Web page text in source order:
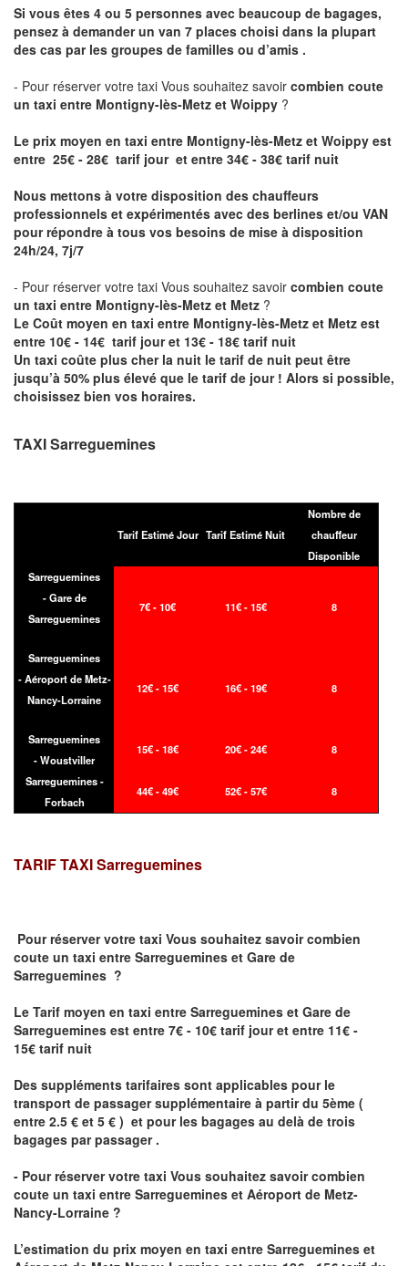
Si vous êtes 4 ou 5 personnes avec beaucoup de bagages,
pensez à demander un van 7 places choisi dans la plupart
des cas par les groupes de familles ou d’amis .
- Pour réserver votre taxi Vous souhaitez savoir combien coute
un taxi entre Montigny-lès-Metz et Woippy ?
Le prix moyen en taxi entre Montigny-lès-Metz et Woippy est
entre 25€ - 28€ tarif jour et entre 34€ - 38€ tarif nuit
Nous mettons à votre disposition des chauffeurs
professionnels et expérimentés avec des berlines et/ou VAN
pour répondre à tous vos besoins de mise à disposition
24h/24, 7j/7
- Pour réserver votre taxi Vous souhaitez savoir combien coute
un taxi entre Montigny-lès-Metz et Metz ?
Le Coût moyen en taxi entre Montigny-lès-Metz et Metz est
entre 10€ - 14€ tarif jour et 13€ - 18€ tarif nuit
Un taxi coûte plus cher la nuit le tarif de nuit peut être
jusqu’à 50% plus élevé que le tarif de jour ! Alors si possible,
choisissez bien vos horaires.
TAXI Sarreguemines
Tarif Estimé Jour Tarif Estimé Nuit
Nombre de
chauffeur
Disponible
Sarreguemines
- Gare de
Sarreguemines
7€ - 10€ 11€ - 15€ 8
Sarreguemines
- Aéroport de Metz-
Nancy-Lorraine
12€ - 15€ 16€ - 19€ 8
Sarreguemines
- Woustviller
15€ - 18€ 20€ - 24€ 8
Sarreguemines -
Forbach
44€ - 49€ 52€ - 57€ 8
TARIF TAXISarreguemines
Pour réserver votre taxi Vous souhaitez savoircombien
coute un taxi entre Sarreguemines et Gare de
Sarreguemines ?
Le Tarif moyen en taxi entre Sarreguemines et Gare de
Sarreguemines est entre 7€ - 10€ tarif jour et entre 11€ -
15€ tarif nuit
Des suppléments tarifaires sont applicables pour le
transport de passager supplémentaire à partir du 5ème (
entre 2.5 € et 5 € ) et pour les bagages au delà de trois
bagages par passager .
- Pour réserver votre taxi Vous souhaitez savoircombien
coute un taxi entre Sarreguemines et Aéroport de Metz-
Nancy-Lorraine ?
L’estimation du prix moyen en taxi entre Sarreguemines et